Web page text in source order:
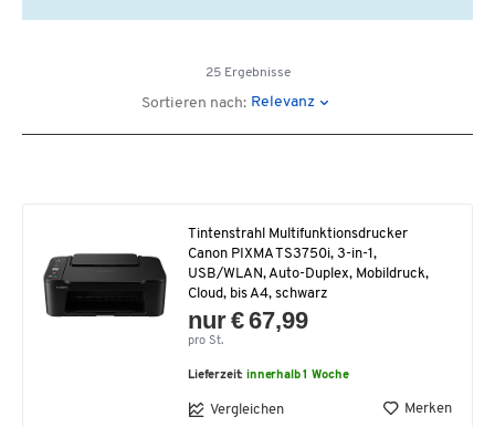
25 Ergebnisse
Sortieren nach: Relevanz
Tintenstrahl Multifunktionsdrucker
Canon PIXMA TS3750i, 3-in-1,
USB/WLAN, Auto-Duplex, Mobildruck,
Cloud, bis A4, schwarz
nur € 67,99
pro St.
Lieferzeit:innerhalb 1 Woche
Vergleichen Merken